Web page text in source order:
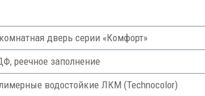
дверь серии «Комфорт»
реечное заполнение
водостойкие ЛКМ (Technocolor)